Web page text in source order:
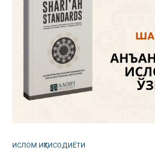
ИСЛОМ ИҚТИСОДИЁТИ